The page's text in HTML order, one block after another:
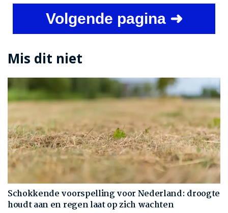
Volgende pagina ➜
Mis dit niet
Schokkende voorspelling voor Nederland: droogte
houdt aan en regen laat op zich wachten